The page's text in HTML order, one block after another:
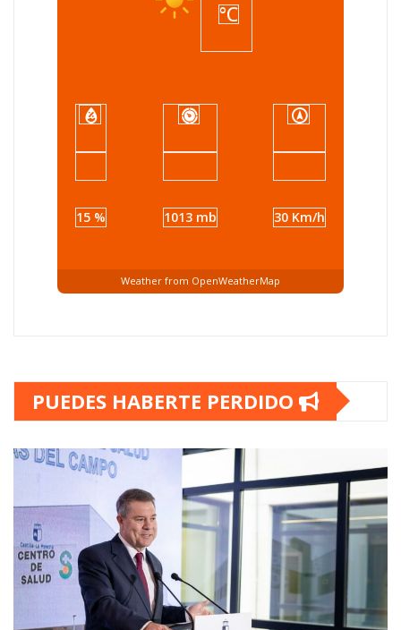
°C
15 % 1013 mb 30 Km/h
Weather from OpenWeatherMap
PUEDES HABERTE PERDIDO